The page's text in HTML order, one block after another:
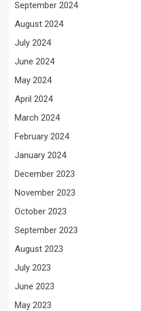
September 2024
August 2024
July 2024
June 2024
May 2024
April 2024
March 2024
February 2024
January 2024
December 2023
November 2023
October 2023
September 2023
August 2023
July 2023
June 2023
May 2023